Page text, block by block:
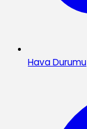
Hava Durumu